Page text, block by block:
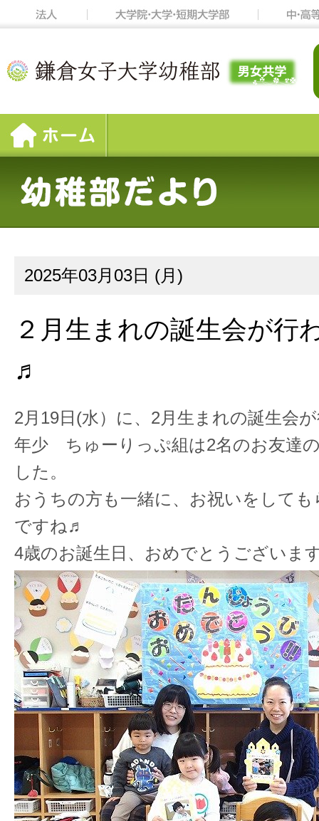
2025年03月03日 (月)
２月生まれの誕生会が行
♬
2月19日(水）に、2月生まれの誕生会
年少 ちゅーりっぷ組は2名のお友達
した。
おうちの方も一緒に、お祝いをして
ですね♬
4歳のお誕生日、おめでとうございま